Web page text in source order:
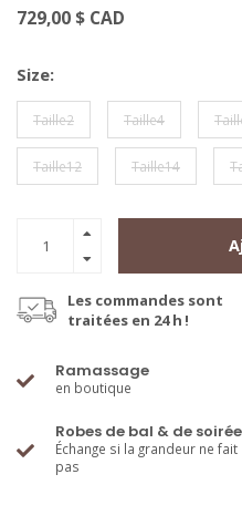
729,00 $ CAD
Size:
Taille2 Taille4
Taille12 Taille14
Les commandes sont
traitées en 24 h !
Ramassage
en boutique
Robes de bal & de soirée
Échange si la grandeur ne fait
pas